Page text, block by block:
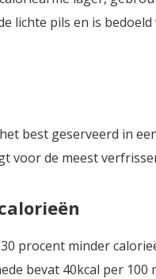
lichte pils en is
best geserveerd in
voor de meest
procent minder
bevat 40kcal per 100